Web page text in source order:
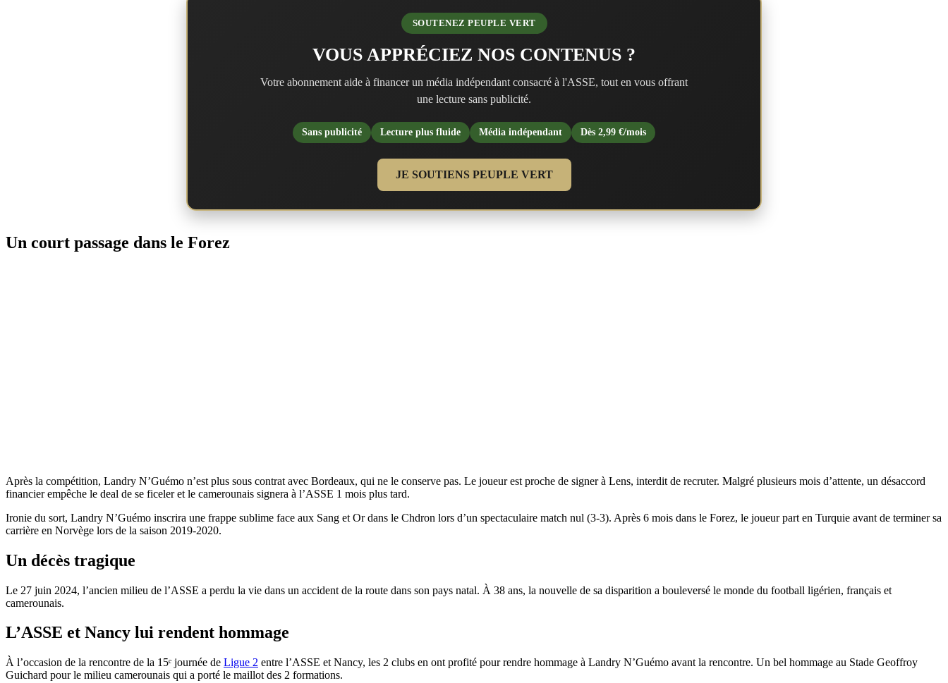
SOUTENEZ PEUPLE VERT
VOUS APPRÉCIEZ NOS CONTENUS ?
Votre abonnement aide à financer un média indépendant consacré à l'ASSE, tout en vous offrant
une lecture sans publicité.
Sans publicité Lecture plus fluide Média indépendant Dès 2,99 €/mois
JE SOUTIENS PEUPLE VERT
Un court passage dans le Forez
Après la compétition, Landry N’Guémo n’est plus sous contrat avec Bordeaux, qui ne le conserve pas. Le joueur est proche de signer à Lens, interdit de recruter. Malgré plusieurs mois d’attente, un désaccord
financier empêche le deal de se ficeler et le camerounais signera à l’ASSE 1 mois plus tard.
Ironie du sort, Landry N’Guémo inscrira une frappe sublime face aux Sang et Or dans le Chdron lors d’un spectaculaire match nul (3-3). Après 6 mois dans le Forez, le joueur part en Turquie avant de terminer sa
carrière en Norvège lors de la saison 2019-2020.
Un décès tragique
Le 27 juin 2024, l’ancien milieu de l’ASSE a perdu la vie dans un accident de la route dans son pays natal. À 38 ans, la nouvelle de sa disparition a bouleversé le monde du football ligérien, français et
camerounais.
L’ASSE et Nancy lui rendent hommage
À l’occasion de la rencontre de la 15ᵉ journée de Ligue 2 entre l’ASSE et Nancy, les 2 clubs en ont profité pour rendre hommage à Landry N’Guémo avant la rencontre. Un bel hommage au Stade Geoffroy
Guichard pour le milieu camerounais qui a porté le maillot des 2 formations.